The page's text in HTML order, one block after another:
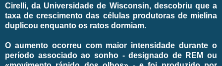
Cirelli, da Universidade de Wisconsin, descobriu que a
taxa de crescimento das células produtoras de mielina
duplicou enquanto os ratos dormiam.
O aumento ocorreu com maior intensidade durante o
período associado ao sonho - designado de REM ou